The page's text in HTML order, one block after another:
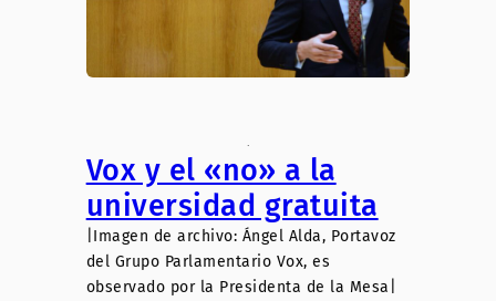
.
Vox y el «no» a la
universidad gratuita
|Imagen de archivo: Ángel Alda, Portavoz
del Grupo Parlamentario Vox, es
observado por la Presidenta de la Mesa|